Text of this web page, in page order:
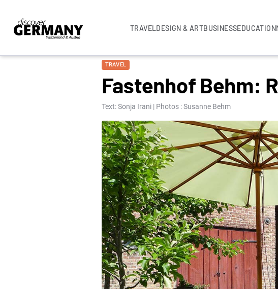
TRAVELDESIGN & ARTBUSINESSEDUCATION
TRAVEL
Fastenhof Behm:
Text: Sonja Irani | Photos : Susanne Behm